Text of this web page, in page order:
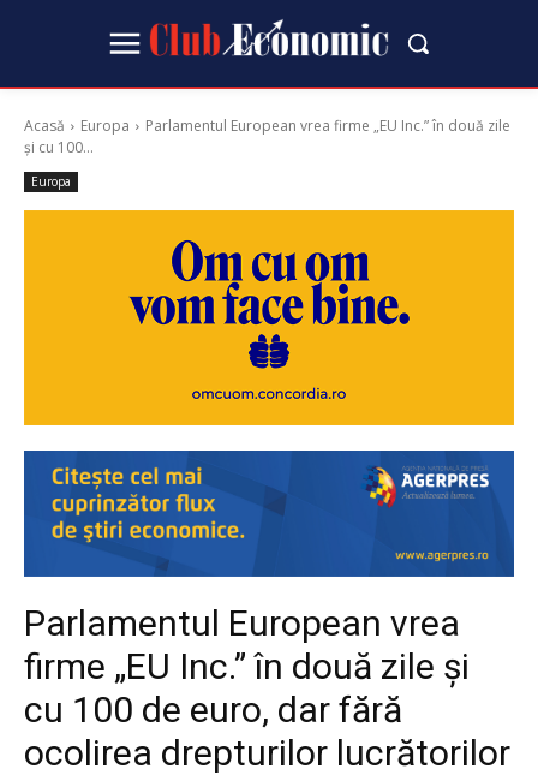
Acasă Europa
Parlamentul European vrea firme „EU Inc.” în două zile
și cu 100...
Europa
Parlamentul European vrea
firme „EU Inc.” în două zile și
cu 100 de euro, dar fără
ocolirea drepturilor lucrătorilor